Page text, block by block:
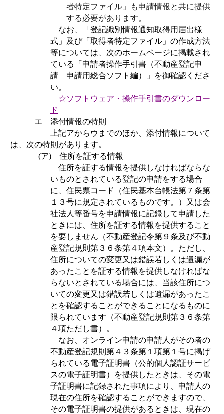
者特定ファイル」も申請情報と共に提供
する必要があります。
なお、「登記識別情報通知取得用届出様
式」及び「取得者特定ファイル」の作成方法
等については、次のホームページに掲載され
ている「申請者操作手引書（不動産登記申
請 申請用総合ソフト編）」を御確認くださ
い。
☆ソフトウェア・操作手引書のダウンロー
ド
エ 添付情報の特則
上記アからウまでのほか、添付情報について
は、次の特則があります。
(ア) 住所を証する情報
住所を証する情報を提供しなければならな
いものとされている登記の申請をする場合
に、住民票コード（住民基本台帳法第７条第
１３号に規定されているものです。）又は会
社法人等番号を申請情報に記録して申請した
ときには、住所を証する情報を提供すること
を要しません（不動産登記令第９条及び不動
産登記規則第３６条第４項本文）。ただし、
住所についての変更又は錯誤若しくは遺漏が
あったことを証する情報を提供しなければな
らないとされている場合には、当該住所につ
いての変更又は錯誤若しくは遺漏があったこ
とを確認することができることになるものに
限られています（不動産登記規則第３６条第
４項ただし書）。
なお、オンライン申請の申請人がその者の
不動産登記規則第４３条第１項第１号に掲げ
られている電子証明書（公的個人認証サービ
スの電子証明書）を提供したときは、その電
子証明書に記録された事項により、申請人の
現在の住所を確認することができますので、
その電子証明書の提供があるときは、現在の